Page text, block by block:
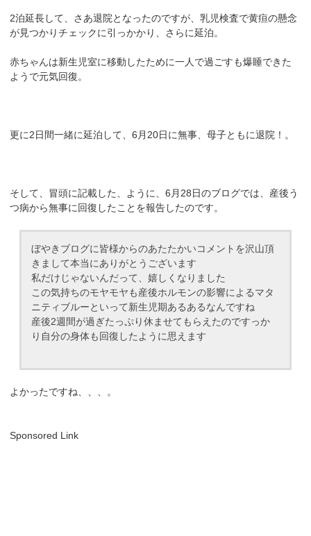
2泊延長して、さあ退院となったのですが、乳児検査で黄疸の懸念
が見つかりチェックに引っかかり、さらに延泊。
赤ちゃんは新生児室に移動したために一人で過ごすも爆睡できた
ようで元気回復。
更に2日間一緒に延泊して、6月20日に無事、母子ともに退院！。
そして、冒頭に記載した、ように、6月28日のブログでは、産後う
つ病から無事に回復したことを報告したのです。
ぼやきブログに皆様からのあたたかいコメントを沢山頂
きまして本当にありがとうございます
私だけじゃないんだって、嬉しくなりました
この気持ちのモヤモヤも産後ホルモンの影響によるマタ
ニティブルーといって新生児期あるあるなんですね
産後2週間が過ぎたっぷり休ませてもらえたのですっか
り自分の身体も回復したように思えます
よかったですね、、、。
Sponsored Link